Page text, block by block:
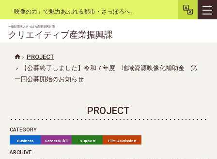
「映像の力」で魅力あふれる都市・さっぽろへ。
一般財団法人さっぽろ産業振興財団
クリエイティブ産業振興課
文字サイズ 小 大
PROJECT
【公募終了しました】令和７年度 地域資源映像化補助金 第
一回公募開始のお知らせ
PROJECT
CATEGORY
Business Career&Skill Support Film Comission
ARCHIVE